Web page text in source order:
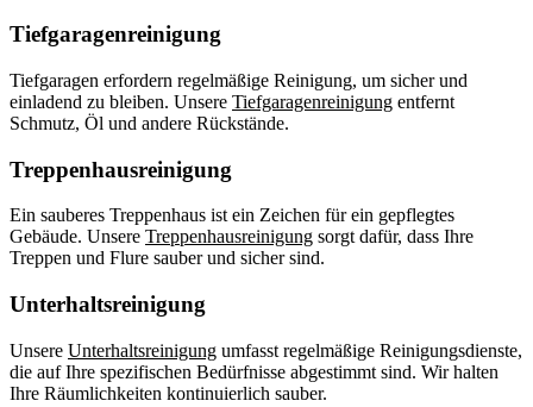
Tiefgaragenreinigung
Tiefgaragen erfordern regelmäßige Reinigung, um sicher und
einladend zu bleiben. Unsere Tiefgaragenreinigung entfernt
Schmutz, Öl und andere Rückstände.
Treppenhausreinigung
Ein sauberes Treppenhaus ist ein Zeichen für ein gepflegtes
Gebäude. Unsere Treppenhausreinigung sorgt dafür, dass Ihre
Treppen und Flure sauber und sicher sind.
Unterhaltsreinigung
Unsere Unterhaltsreinigung umfasst regelmäßige Reinigungsdienste,
die auf Ihre spezifischen Bedürfnisse abgestimmt sind. Wir halten
Ihre Räumlichkeiten kontinuierlich sauber.